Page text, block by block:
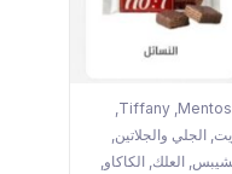
Mentos
,
Tiffany
,
,الجلي والجلاتين,
,العلك,الكاكاو,